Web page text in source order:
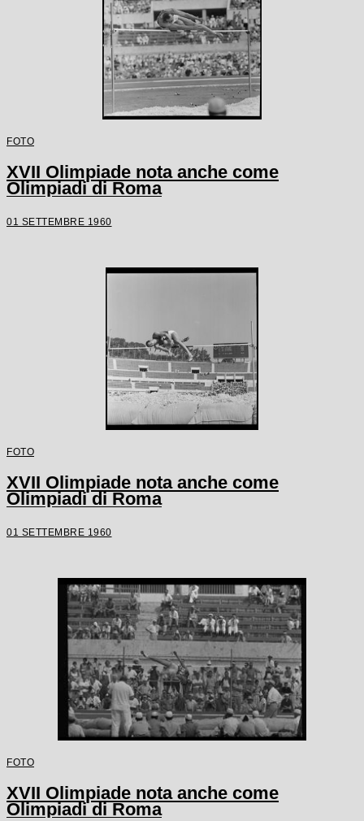
FOTO
XVII Olimpiade nota anche come
Olimpiadi di Roma
01 SETTEMBRE 1960
FOTO
XVII Olimpiade nota anche come
Olimpiadi di Roma
01 SETTEMBRE 1960
FOTO
XVII Olimpiade nota anche come
Olimpiadi di Roma